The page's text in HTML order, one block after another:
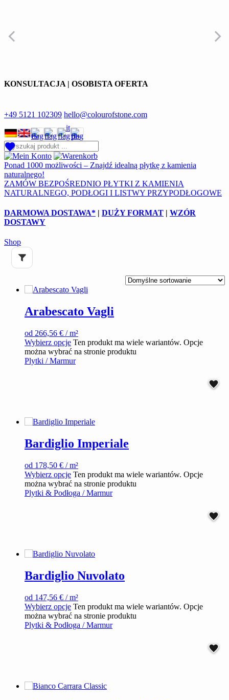
KONSULTACJA | OSOBISTA OFERTA
+49 5121 102309 hello@colourofstone.com
Ponad 1000 możliwości – Znajdź idealną płytkę z kamienia
naturalnego!
ZAMÓW BEZPOŚREDNIO PŁYTKI Z KAMIENIA
NATURALNEGO, PODŁOGI I LISTWY PRZYPODŁOGOWE
DARMOWA DOSTAWA* | DUŻY FORMAT | WZÓR
DOSTAWY
Shop
Arabescato Vagli
od 266,56 € / m²
Wybierz opcje Ten produkt ma wiele wariantów. Opcje
można wybrać na stronie produktu
Plytki / Marmur
Bardiglio Imperiale
od 178,50 € / m²
Wybierz opcje Ten produkt ma wiele wariantów. Opcje
można wybrać na stronie produktu
Plytki & Podłoga / Marmur
Bardiglio Nuvolato
od 147,56 € / m²
Wybierz opcje Ten produkt ma wiele wariantów. Opcje
można wybrać na stronie produktu
Plytki & Podłoga / Marmur